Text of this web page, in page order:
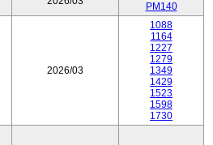
PM140
2026/03
1088
1164
1227
1279
1349
1429
1523
1598
1730